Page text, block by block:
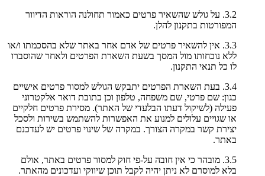
3.2. על גולש שהשאיר פרטים כאמור תחולנה הוראות הדיוור
המפורטות בתקנון להלן.
3.3. אין להשאיר פרטים של אדם אחר באתר שלא בהסכמתו ו/או
ללא נוכחותו מול המסך בשעת השארת הפרטים ולאחר שהוסברו
לו כל תנאי התקנון.
3.4. בעת השארת הפרטים יתבקש הגולש למסור פרטים אישיים
כגון: שם פרטי, שם משפחה, טלפון וכן כתובת דואר אלקטרוני
פעילה (לשיקול דעתו הבלעדי של האתר). מסירת פרטים חלקיים
או שגויים עלולים למנוע את האפשרות להשתמש בשירות ולסכל
יצירת קשר במקרה הצורך. במקרה של שינוי פרטים יש לעדכנם
באתר.
3.5. מובהר כי אין חובה על-פי חוק למסור פרטים באתר, אולם
בלא למוסרם לא ניתן יהיה לקבל תוכן שיווקי ועדכונים מהאתר.